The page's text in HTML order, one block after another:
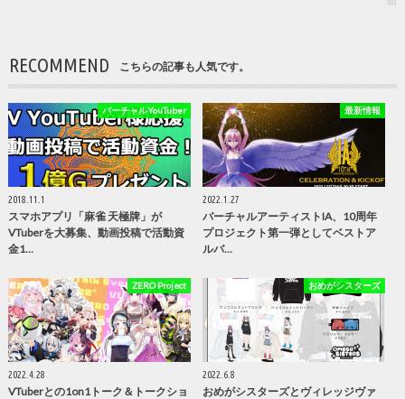
RECOMMEND こちらの記事も人気です。
バーチャルYouTuber
2018.11.1
スマホアプリ「麻雀 天極牌」が
VTuberを大募集、動画投稿で活動資
金1…
最新情報
2022.1.27
バーチャルアーティストIA、10周年
プロジェクト第一弾としてベストア
ルバ…
ZERO Project
2022.4.28
VTuberとの1on1トーク＆トークショ
おめがシスターズ
2022.6.8
おめがシスターズとヴィレッジヴァ